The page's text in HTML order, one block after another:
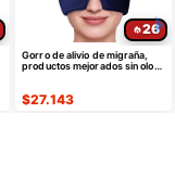
26
Gorro de alivio de migraña,
productos mejorados sin olor
$27.143